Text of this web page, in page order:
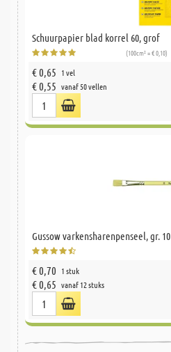
Schuurpapier blad korrel 60, grof
(100cm² = € 0,10)
€ 0,65 1 vel
€ 0,55 vanaf 50 vellen
Gussow varkensharenpenseel, gr. 10
€ 0,70 1 stuk
€ 0,65 vanaf 12 stuks